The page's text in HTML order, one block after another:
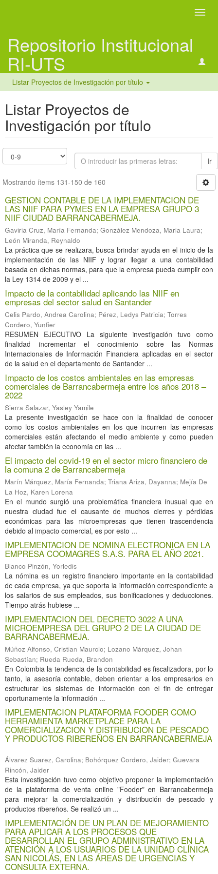
Repositorio Institucional
RI-UTS
Listar Proyectos de Investigación por título
Listar Proyectos de
Investigación por título
Ir
Mostrando ítems 131-150 de 160
GESTION CONTABLE DE LA IMPLEMENTACION DE
LAS NIIF PARA PYMES EN LA EMPRESA GRUPO 3
NIIF CIUDAD BARRANCABERMEJA.
Gaviria Cruz, María Fernanda; González Mendoza, Maria Laura;
León Miranda, Reynaldo
La práctica que se realizara, busca brindar ayuda en el inicio de la
implementación de las NIIF y lograr llegar a una contabilidad
basada en dichas normas, para que la empresa pueda cumplir con
la Ley 1314 de 2009 y el ...
Impacto de la contabilidad aplicando las NIIF en
empresas del sector salud en Santander
Celis Pardo, Andrea Carolina; Pérez, Ledys Patricia; Torres
Cordero, Yunfier
RESUMEN EJECUTIVO La siguiente investigación tuvo como
finalidad incrementar el conocimiento sobre las Normas
Internacionales de Información Financiera aplicadas en el sector
de la salud en el departamento de Santander ...
Impacto de los costos ambientales en las empresas
comerciales de Barrancabermeja entre los años 2018 –
2022
Sierra Salazar, Yasley Yamile
La presente investigación se hace con la finalidad de conocer
como los costos ambientales en los que incurren las empresas
comerciales están afectando el medio ambiente y como pueden
afectar también la economía en las ...
El impacto del covid-19 en el sector micro financiero de
la comuna 2 de Barrancabermeja
Marín Márquez, María Fernanda; Triana Ariza, Dayanna; Mejía De
La Hoz, Karen Lorena
En el mundo surgió una problemática financiera inusual que en
nuestra ciudad fue el causante de muchos cierres y pérdidas
económicas para las microempresas que tienen trascendencia
debido al impacto comercial, es por esto ...
IMPLEMENTACION DE NOMINA ELECTRONICA EN LA
EMPRESA COOMAGRES S.A.S. PARA EL AÑO 2021.
Blanco Pinzón, Yorledis
La nómina es un registro financiero importante en la contabilidad
de cada empresa, ya que soporta la información correspondiente a
los salarios de sus empleados, sus bonificaciones y deducciones.
Tiempo atrás hubiese ...
IMPLEMENTACION DEL DECRETO 3022 A UNA
MICROEMPRESA DEL GRUPO 2 DE LA CIUDAD DE
BARRANCABERMEJA.
Múñoz Alfonso, Cristian Maurcio; Lozano Márquez, Johan
Sebastían; Rueda Rueda, Brandon
En Colombia la tendencia de la contabilidad es fiscalizadora, por lo
tanto, la asesoría contable, deben orientar a los empresarios en
estructurar los sistemas de información con el fin de entregar
oportunamente la información ...
IMPLEMENTACION PLATAFORMA FOODER COMO
HERRAMIENTA MARKETPLACE PARA LA
COMERCIALIZACION Y DISTRIBUCION DE PESCADO
Y PRODUCTOS RIBEREÑOS EN BARRANCABERMEJA
Álvarez Suarez, Carolina; Bohórquez Cordero, Jaider; Guevara
Rincón, Jaider
Esta investigación tuvo como objetivo proponer la implementación
de la plataforma de venta online "Fooder" en Barrancabermeja
para mejorar la comercialización y distribución de pescado y
productos ribereños. Se realizó un ...
IMPLEMENTACIÓN DE UN PLAN DE MEJORAMIENTO
PARA APLICAR A LOS PROCESOS QUE
DESARROLLAN EL GRUPO ADMINISTRATIVO EN LA
ATENCIÓN A LOS USUARIOS DE LA UNIDAD CLÍNICA
SAN NICOLÁS, EN LAS ÁREAS DE URGENCIAS Y
CONSULTA EXTERNA.